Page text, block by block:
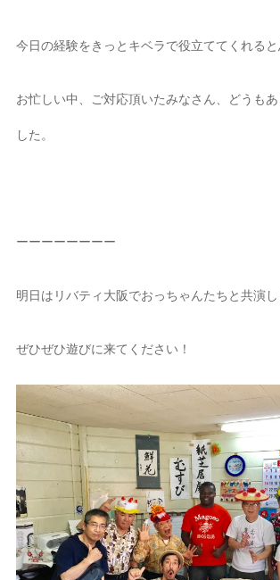
今日の経験をきっとキベラで役立ててくれると
お忙しい中、ご対応頂いたみなさん、どうも
した。
ーーーーーーーー
明日はリバティ大阪でおっちゃんたちと共演し
ぜひぜひ遊びに来てください！